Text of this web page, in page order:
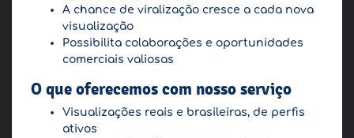
A chance de viralização cresce a cada nova
visualização
Possibilita colaborações e oportunidades
comerciais valiosas
O que oferecemos com nosso serviço
Visualizações reais e brasileiras, de perfis
ativos